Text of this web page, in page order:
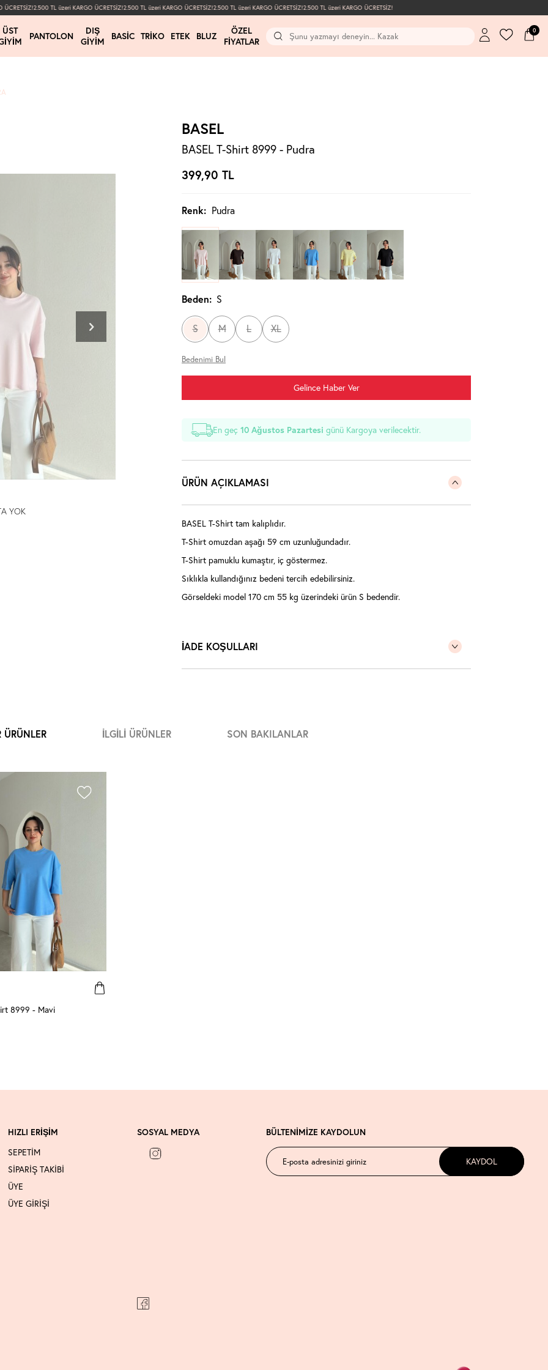
2.500 TL üzeri KARGO ÜCRETSİZ!2.500 TL üzeri KARGO ÜCRETSİZ!2.500 TL üzeri KARGO ÜCRETSİZ!2.500 TL üzeri KARGO ÜCRETSİZ!
ÜST
PANTOLON
DIŞ
GIYIM
BASIC TRIKO ETEK BLUZ
ÖZEL
FIYATLAR
0
YOK
BASEL
BASEL T-Shirt 8999 - Pudra
399,90 TL
Renk: Pudra
Beden: S
S M L XL
Bedenimi Bul
Gelince Haber Ver
En geç10 Ağustos Pazartesi günü Kargoya verilecektir.
ÜRÜN AÇIKLAMASI
BASEL T-Shirt tam kalıplıdır.
T-Shirt omuzdan aşağı 59 cm uzunluğundadır.
T-Shirt pamuklu kumaştır, iç göstermez.
Sıklıkla kullandığınız bedeni tercih edebilirsiniz.
Görseldeki model 170 cm 55 kg üzerindeki ürün S bedendir.
İADE KOŞULLARI
ÜRÜNLER İLGILI ÜRÜNLER SON BAKILANLAR
8999 - Mavi
HIZLI ERİŞİM
SEPETİM
SİPARİŞ TAKİBİ
ÜYE
ÜYE GİRİŞİ
SOSYAL MEDYA BÜLTENİMİZE KAYDOLUN
KAYDOL